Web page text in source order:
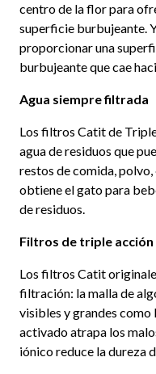
centro de la flor para
superficie burbujeante.
proporcionar una
burbujeante que cae
Agua siempre filtrada
Los filtros Catit de
agua de residuos que
restos de comida, polvo,
obtiene el gato para
de residuos.
Filtros de triple acción
Los filtros Catit
filtración: la malla de
visibles y grandes como
activado atrapa los
iónico reduce la dureza